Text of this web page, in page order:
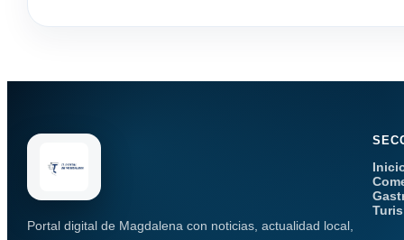
Portal digital de Magdalena con noticias, actualidad local,